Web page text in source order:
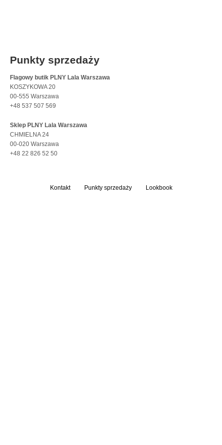
Punkty sprzedaży
Flagowy butik PLNY Lala Warszawa
KOSZYKOWA 20
00-555 Warszawa
+48 537 507 569
Sklep PLNY Lala Warszawa
CHMIELNA 24
00-020 Warszawa
+48 22 826 52 50
Kontakt Punkty sprzedaży Lookbook